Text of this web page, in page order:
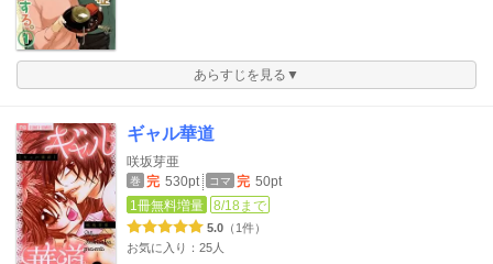
あらすじを見る▼
ギャル華道
咲坂芽亜
巻 完 530pt コマ 完 50pt
1冊無料増量
8/18まで
5.0 （1件）
お気に入り：25人